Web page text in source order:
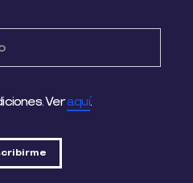
Veraquí.